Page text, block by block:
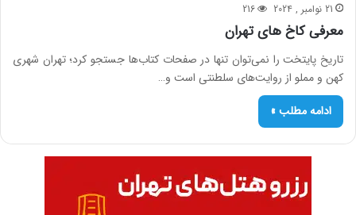
21 نوامبر , 2024 216
معرفی کاخ های تهران
تاریخ پایتخت را نمی‌توان تنها در صفحات کتاب‌ها جستجو کرد؛ تهران شهری
کهن و مملو از روایت‌های سلطنتی است و…
ادامه مطلب »